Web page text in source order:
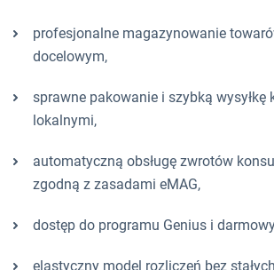
profesjonalne magazynowanie
docelowym,
sprawne pakowanie i szybką wysyłkę
lokalnymi,
automatyczną obsługę zwrotów
zgodną z zasadami eMAG,
dostęp do programu Genius i
elastyczny model rozliczeń bez